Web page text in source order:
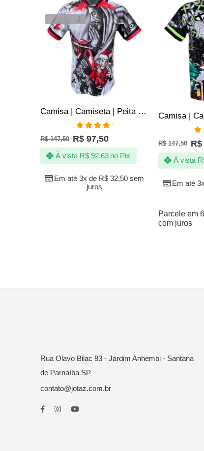
SALE
VENDIDOS
Camisa | Camiseta | Peita Natal 1000 Graus de Quebrada
Avaliação
5.00de 5
R$147,50 R$ 97,50
Em até 3x de R$ 32,50 sem
juros
À vista R$92,63 no Pix
SALE
R$147,50 R$
Em até
À vista
Parcele em
com juros
Rua Olavo Bilac 83 - Jardim Anhembi - Santana
de Parnaíba SP
contato@jotaz.com.br